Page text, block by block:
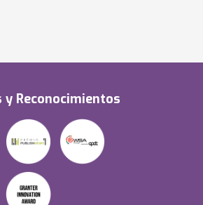
y Reconocimientos